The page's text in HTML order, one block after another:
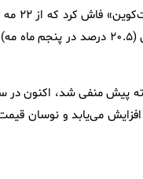
وقتی خروجی خرج‌ شده یک تا سه ماهه یک شبه